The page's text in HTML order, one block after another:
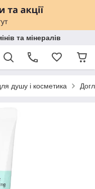
та мінералів
душу і косметика